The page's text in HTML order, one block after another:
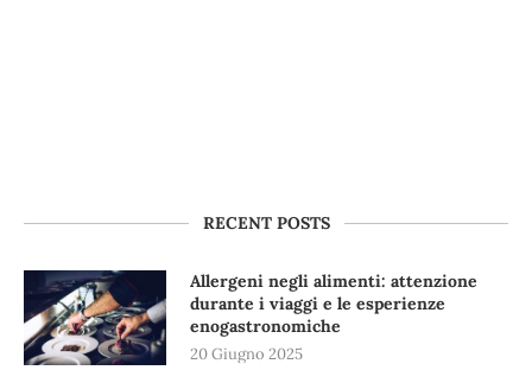
RECENT POSTS
Allergeni negli alimenti: attenzione
durante i viaggi e le esperienze
enogastronomiche
20 Giugno 2025